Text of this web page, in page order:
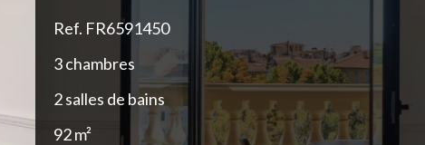
Ref. FR6591450
3 chambres
2 salles de bains
92 m²